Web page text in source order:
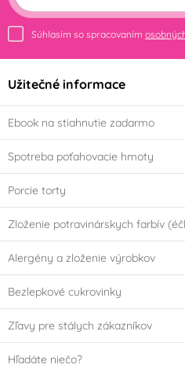
Súhlasím so spracovaním
Užitečné informace
Ebook na stiahnutie zadarmo
Spotreba poťahovacie hmoty
Porcie torty
Zloženie potravinárskych farbív
Alergény a zloženie výrobkov
Bezlepkové cukrovinky
Zľavy pre stálych zákazníkov
Hľadáte niečo?